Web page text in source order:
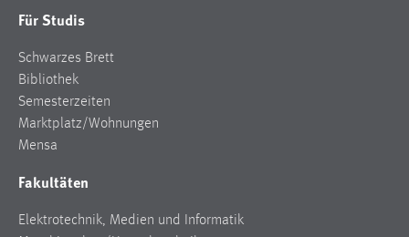
Für Studis
Schwarzes Brett
Bibliothek
Semesterzeiten
Marktplatz/Wohnungen
Mensa
Fakultäten
Elektrotechnik, Medien und Informatik